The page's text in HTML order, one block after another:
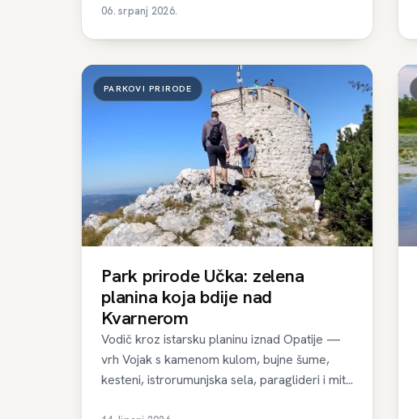
06. srpanj 2026.
PARKOVI PRIRODE
Park prirode Učka: zelena
planina koja bdije nad
Kvarnerom
Vodič kroz istarsku planinu iznad Opatije —
vrh Vojak s kamenom kulom, bujne šume,
kesteni, istrorumunjska sela, paraglideri i mit...